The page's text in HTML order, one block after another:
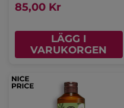
85,00 Kr
LÄGG I
VARUKORGEN